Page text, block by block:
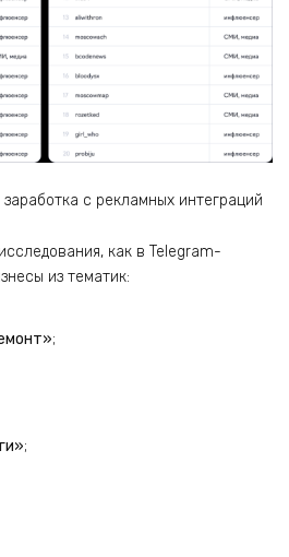
с рекламных интеграций
как в Telegram-
из тематик:
;
;